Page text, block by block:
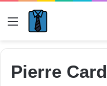
Menü
Pierre